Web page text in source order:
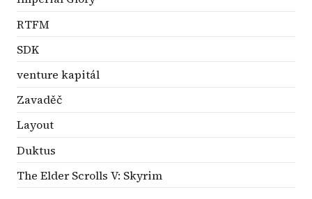
RTFM
SDK
venture kapitál
Zavaděč
Layout
Duktus
The Elder Scrolls V: Skyrim